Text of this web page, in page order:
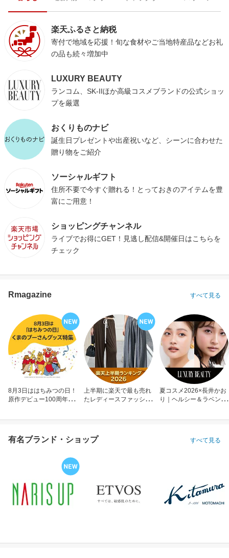
楽天ふるさと納税
寄付で地域を応援！旬な食材やご当地特産品などお礼
の品も続々増加中
LUXURY BEAUTY
ランコム、SK-IIほか高級コスメブランドの公式ショッ
プを厳選
おくりものナビ
誕生日プレゼントや出産祝いなど、シーンに合わせた
贈り物をご紹介
ソーシャルギフト
住所不要で今すぐ贈れる！とっておきのアイテムを豊
富にご用意！
ショッピングチャンネル
ライブでお得にGET！見逃し配信&開催日はこちらを
チェック
Rmagazine すべて見る
8月3日ははちみつの日！
原作デビュー100周年も
上半期に楽天で最も売れ
たレディースファッショ
夏コスメ2026×長井かお
り｜ヘルシー＆ラベンダ
有名ブランド・ショップ すべて見る